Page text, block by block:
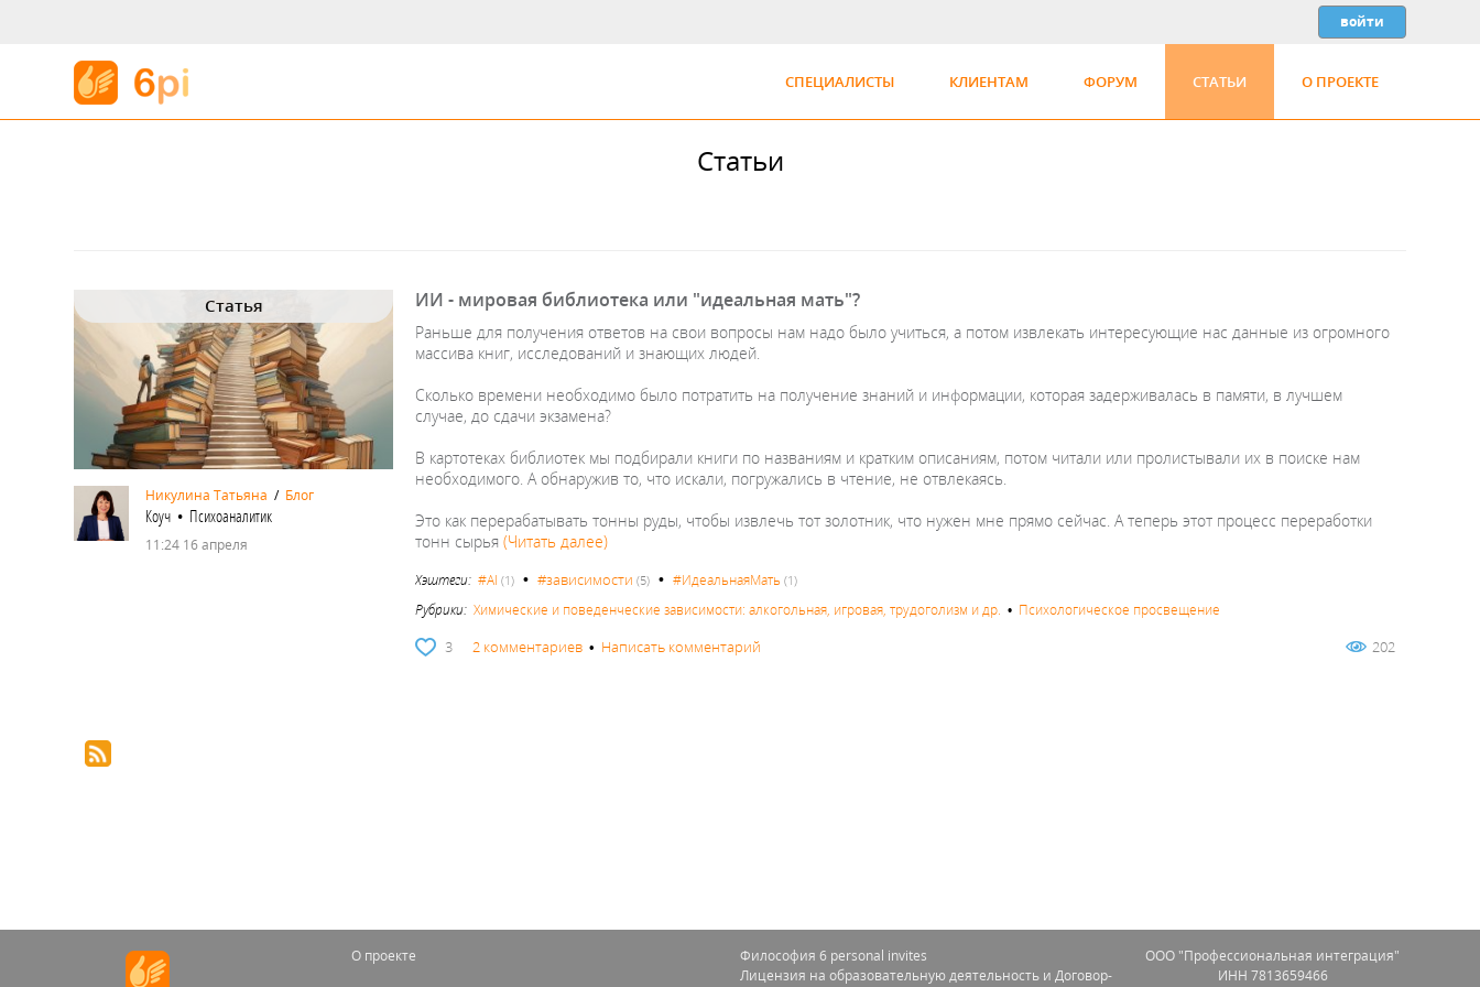
СПЕЦИАЛИСТЫ КЛИЕНТАМ ФОРУМ СТАТЬИ О ПРОЕКТЕ
Статьи
Статья
Никулина Татьяна / Блог
Коуч • Психоаналитик
11:24 16 апреля
ИИ - мировая библиотека или "идеальная мать"?
Раньше для получения ответов на свои вопросы нам надо было учиться, а потом извлекать интересующие нас данные из огромного
массива книг, исследований и знающих людей.
Сколько времени необходимо было потратить на получение знаний и информации, которая задерживалась в памяти, в лучшем
случае, до сдачи экзамена?
В картотеках библиотек мы подбирали книги по названиям и кратким описаниям, потом читали или пролистывали их в поиске нам
необходимого. А обнаружив то, что искали, погружались в чтение, не отвлекаясь.
Это как перерабатывать тонны руды, чтобы извлечь тот золотник, что нужен мне прямо сейчас. А теперь этот процесс переработки
тонн сырья(Читать далее)
Хэштеги:#AI (1) •#зависимости (5) •#ИдеальнаяМать (1)
Рубрики:Химические и поведенческие зависимости: алкогольная, игровая, трудоголизм и др. • Психологическое просвещение
3 2 комментариев • Написать комментарий 202
О проекте Философия 6 personal invites
Лицензия на образовательную деятельность и Договор-
OOO "Профессиональная интеграция"
ИНН 7813659466